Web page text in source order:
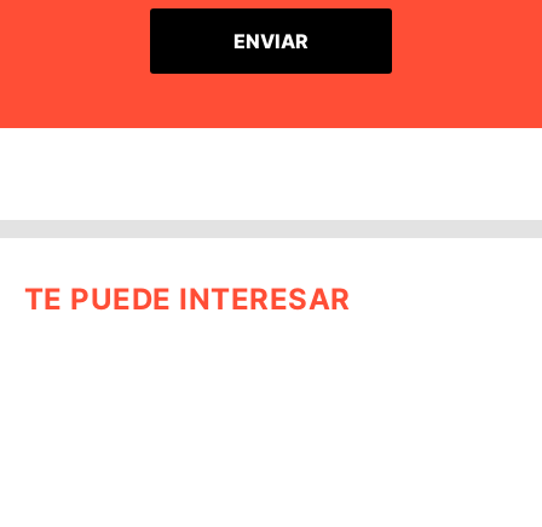
TE PUEDE INTERESAR